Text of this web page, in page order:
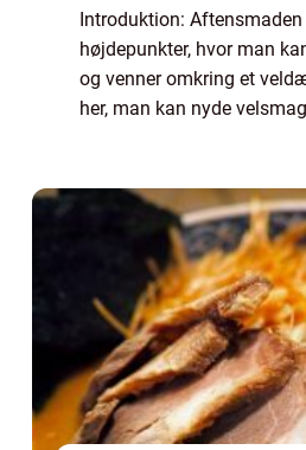
Introduktion:
højdepunkter, hvor man
og venner omkring et
her, man kan nyde